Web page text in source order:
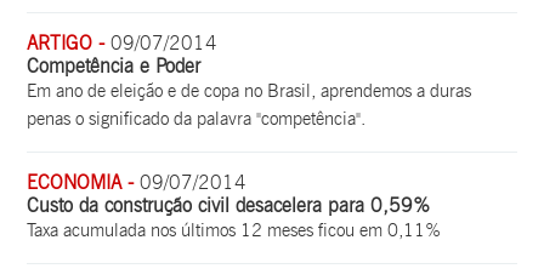
ARTIGO -09/07/2014
Competência e Poder
Em ano de eleição e de copa no Brasil, aprendemos a duras
penas o significado da palavra "competência".
ECONOMIA -09/07/2014
Custo da construção civil desacelera para 0,59%
Taxa acumulada nos últimos 12 meses ficou em 0,11%